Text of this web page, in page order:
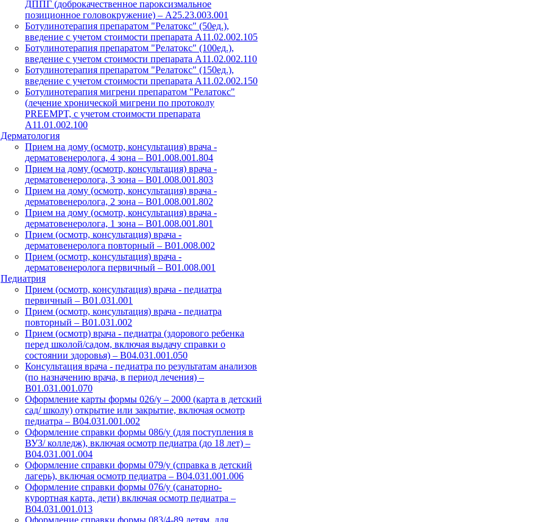
ДППГ (доброкачественное пароксизмальное
позиционное головокружение) – A25.23.003.001
Ботулинотерапия препаратом "Релатокс" (50ед.),
введение с учетом стоимости препарата А11.02.002.105
Ботулинотерапия препаратом "Релатокс" (100ед.),
введение с учетом стоимости препарата А11.02.002.110
Ботулинотерапия препаратом "Релатокс" (150ед.),
введение с учетом стоимости препарата А11.02.002.150
Ботулинотерапия мигрени препаратом "Релатокс"
(лечение хронической мигрени по протоколу
PREEMPT, с учетом стоимости препарата
А11.01.002.100
Дерматология
Прием на дому (осмотр, консультация) врача -
дерматовенеролога, 4 зона – B01.008.001.804
Прием на дому (осмотр, консультация) врача -
дерматовенеролога, 3 зона – B01.008.001.803
Прием на дому (осмотр, консультация) врача -
дерматовенеролога, 2 зона – B01.008.001.802
Прием на дому (осмотр, консультация) врача -
дерматовенеролога, 1 зона – B01.008.001.801
Прием (осмотр, консультация) врача -
дерматовенеролога повторный – B01.008.002
Прием (осмотр, консультация) врача -
дерматовенеролога первичный – B01.008.001
Педиатрия
Прием (осмотр, консультация) врача - педиатра
первичный – B01.031.001
Прием (осмотр, консультация) врача - педиатра
повторный – B01.031.002
Прием (осмотр) врача - педиатра (здорового ребенка
перед школой/садом, включая выдачу справки о
состоянии здоровья) – B04.031.001.050
Консультация врача - педиатра по результатам анализов
(по назначению врача, в период лечения) –
B01.031.001.070
Оформление карты формы 026/у – 2000 (карта в детский
сад/ школу) открытие или закрытие, включая осмотр
педиатра – B04.031.001.002
Оформление справки формы 086/у (для поступления в
ВУЗ/ колледж), включая осмотр педиатра (до 18 лет) –
B04.031.001.004
Оформление справки формы 079/у (справка в детский
лагерь), включая осмотр педиатра – B04.031.001.006
Оформление справки формы 076/у (санаторно-
курортная карта, дети) включая осмотр педиатра –
B04.031.001.013
Оформление справки формы 083/4-89 детям, для